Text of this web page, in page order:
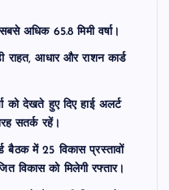
अधिक 65.8 मिमी वर्षा।
राहत, आधार और राशन कार्ड
को देखते हुए दिए हाई अलर्ट
सतर्क रहें।
बैठक में 25 विकास प्रस्तावों
विकास को मिलेगी रफ्तार।